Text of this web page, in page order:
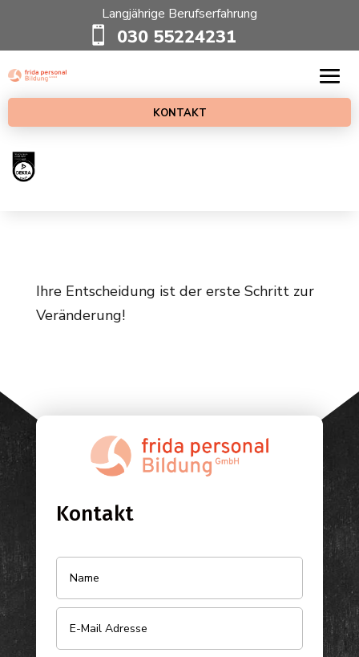
Langjährige Berufserfahrung
 030 55224231
KONTAKT
Ihre Entscheidung ist der erste Schritt zur
Veränderung!
Kontakt